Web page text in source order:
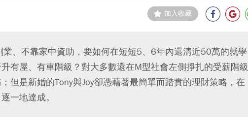
加入收藏
、不靠家中資助，要如何在短短5、6年內還清近50萬的就學
有屋、有車階級？對大多數還在M型社會左側掙扎的受薪階級
但是新婚的Tony與Joy卻憑藉著最簡單而踏實的理財策略，在
一地達成。